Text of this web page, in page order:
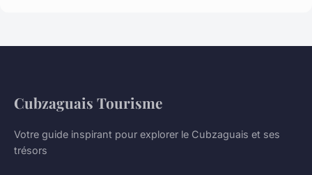
Cubzaguais Tourisme
Votre guide inspirant pour explorer le Cubzaguais et ses
trésors